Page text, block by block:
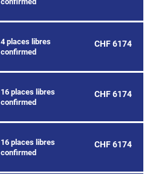
4 places libres
confirmed
CHF 6174
16 places libres
confirmed
CHF 6174
16 places libres
confirmed
CHF 6174